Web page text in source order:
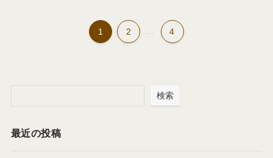
1 2 ... 4
検索
最近の投稿